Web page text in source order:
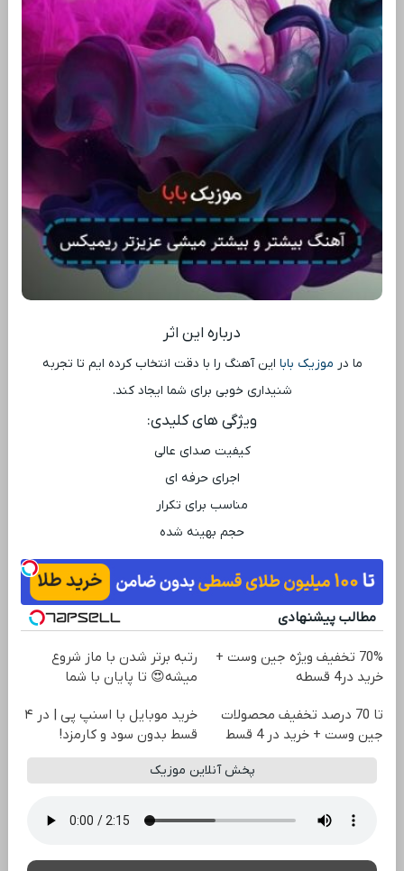
درباره این اثر
ما در موزیک بابا این آهنگ را با دقت انتخاب کرده ‌ایم تا تجربه
شنیداری خوبی برای شما ایجاد کند.
ویژگی ‌های کلیدی:
کیفیت صدای عالی
اجرای حرفه ‌ای
مناسب برای تکرار
حجم بهینه شده
مطالب پیشنهادی
70% تخفیف ویژه جین وست +
خرید در4 قسطه
رتبه برتر شدن با ماز شروع
میشه😍 تا پایان با شما
تا 70 درصد تخفیف محصولات
جین وست + خرید در 4 قسط
خرید موبایل با اسنپ پی | در ۴
قسط بدون سود و کارمزد!
پخش آنلاین موزیک